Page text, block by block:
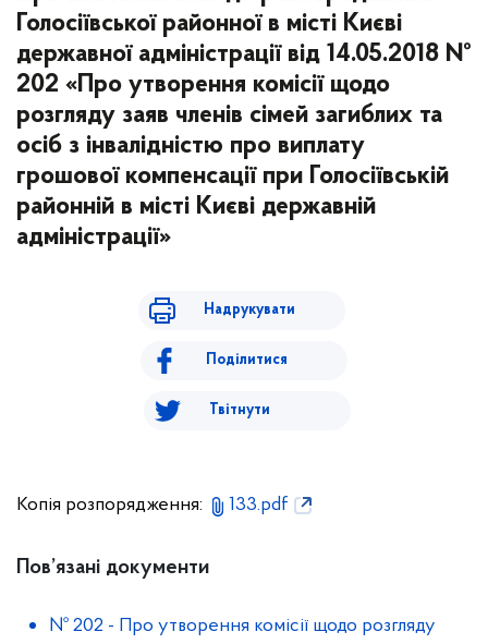
Голосіївської районної в місті Києві
державної адміністрації від 14.05.2018 №
202 «Про утворення комісії щодо
розгляду заяв членів сімей загиблих та
осіб з інвалідністю про виплату
грошової компенсації при Голосіївській
районній в місті Києві державній
адміністрації»
Надрукувати
Поділитися
Твітнути
Копія розпорядження: 133.pdf
Пов’язані документи
№ 202 - Про утворення комісії щодо розгляду